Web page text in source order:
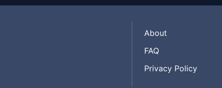
About
FAQ
Privacy Policy